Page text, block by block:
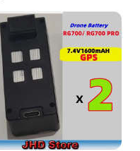
Warranty
Durability**
crafted to
and durability. Its
ensures a
drone to soar